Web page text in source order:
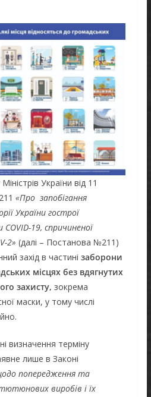
України від 11
«Про запобігання
України гострої
19, спричиненої
2» (далі – Постанова №211)
захід в частині заборони
місцях без вдягнутих
захисту, зокрема
маски, у тому числі
визначення терміну
лише в Законі
попередження та
виробів і їх